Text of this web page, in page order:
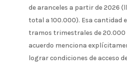
de aranceles a partir de 2026
total a 100.000). Esa cantidad
tramos trimestrales de 20.000
acuerdo menciona
lograr condiciones de acceso